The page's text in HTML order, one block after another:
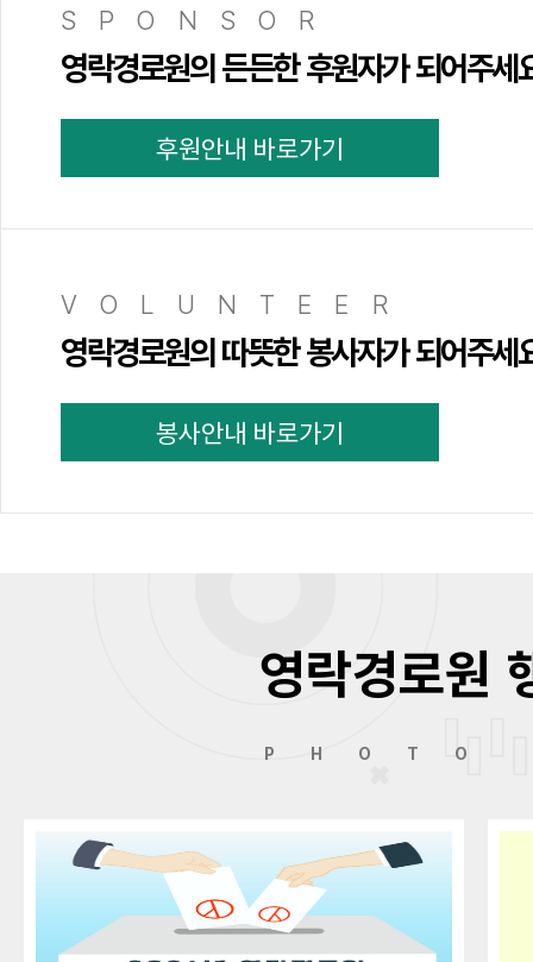
SPONSOR
영락경로원의 든든한 후원자가 되어주세
후원안내 바로가기
VOLUNTEER
영락경로원의 따뜻한 봉사자가 되어주세
봉사안내 바로가기
영락경로원
PHOTO